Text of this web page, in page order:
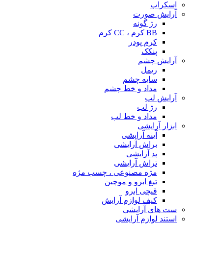
اسکراب
آرایش صورت
رژ گونه
BB کرم ، CC کرم
کرم پودر
پنکک
آرایش چشم
ریمل
سایه چشم
مداد و خط چشم
آرایش لب
رژ لب
مداد و خط لب
ابزار آرایشی
آینه آرایشی
براش آرایشی
پد آرایشی
تراش آرایشی
مژه مصنوعی ، چسب مژه
تیغ ابرو و موچین
قیچی ابرو
کیف لوازم آرایش
ست های آرایشی
استند لوازم آرایشی